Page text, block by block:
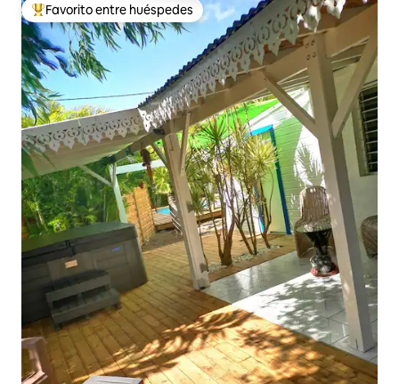
De los mejores en Favorito entre huéspedes
Favorito entre huéspedes